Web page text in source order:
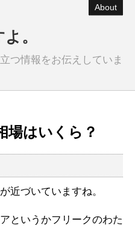
About
。
つ情報をお伝えしていま
場はいくら？
近づいていますね。
というかフリークのわた